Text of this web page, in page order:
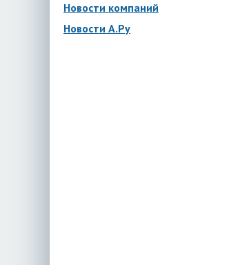
Новости компаний
Новости А.Ру